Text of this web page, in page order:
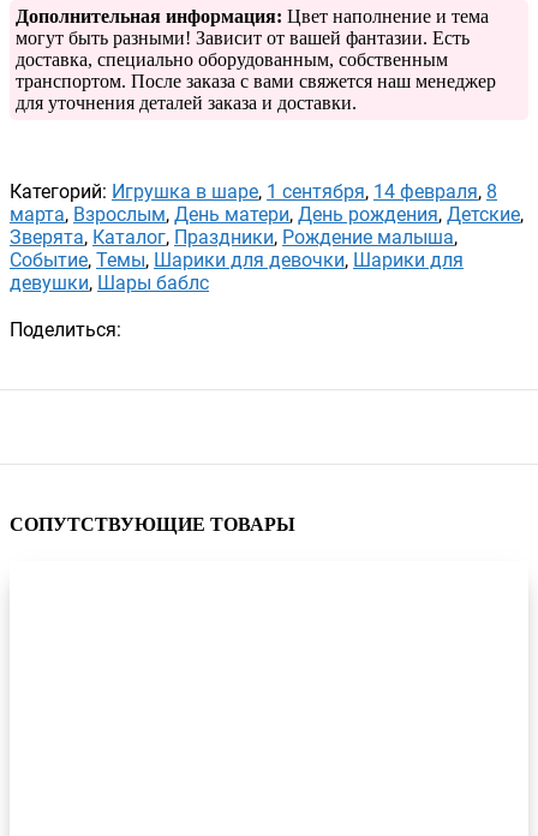
Дополнительная информация: Цвет наполнение и тема
могут быть разными! Зависит от вашей фантазии. Есть
доставка, специально оборудованным, собственным
транспортом. После заказа с вами свяжется наш менеджер
для уточнения деталей заказа и доставки.
Категорий: Игрушка в шаре, 1 сентября, 14 февраля, 8
марта, Взрослым, День матери, День рождения, Детские,
Зверята, Каталог, Праздники, Рождение малыша,
Событие, Темы, Шарики для девочки, Шарики для
девушки, Шары баблс
Поделиться:
СОПУТСТВУЮЩИЕ ТОВАРЫ